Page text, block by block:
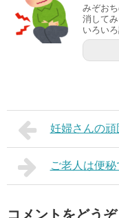
みぞお
消して
いろい
妊婦さんの頑
ご老人は便
コメントをどうぞ